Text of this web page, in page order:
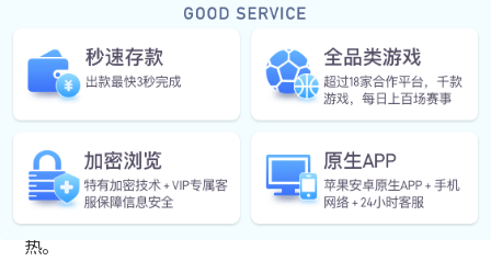
◆具有无堵塞、防缠绕、效率高；
◆机泵一体化设计，震动小，噪音低；
◆专门为污水而设计的电机，防护等级为IP68；
的;
◆泵内装有漏水探头、过热保护元件、浮子开关，与
专用电控柜结合可以自动监测泵的漏水、漏油和绕组过
热。